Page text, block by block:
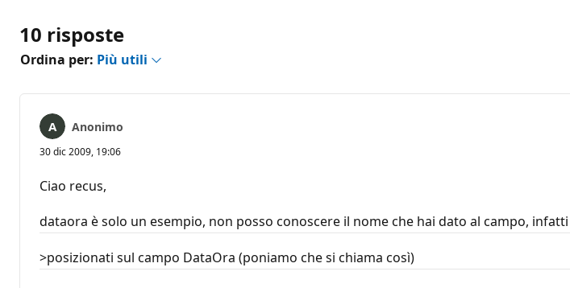
10 risposte
Ordina per: Più utili
Anonimo
30 dic 2009, 19:06
Ciao recus,
dataora è solo un esempio, non posso conoscere il nome che hai dato al campo,
>posizionati sul campo DataOra (poniamo che si chiama così)